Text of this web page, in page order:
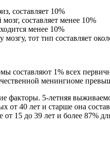
составляет 10%
составляет менее 10%
менее 10%
тот тип составляет
составляют 1% всех
менингиоме
факторы. 5-летняя
от 40 лет и старше она
15 до 39 лет и более 87%